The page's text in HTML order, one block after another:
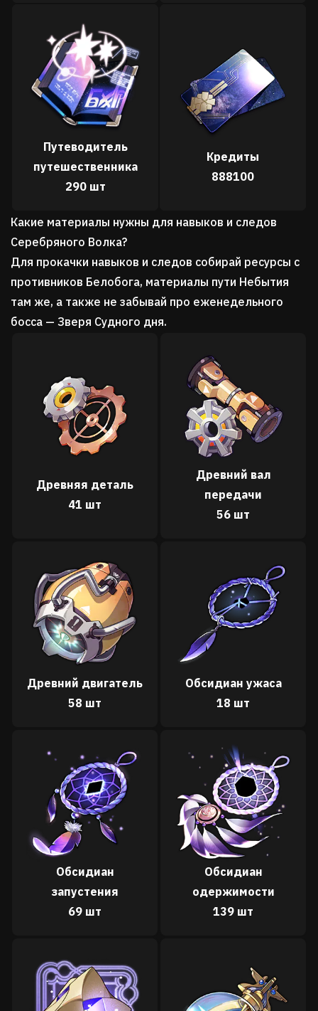
Путеводитель
путешественника
290 шт
Кредиты
888100
Какие материалы нужны для навыков и следов
Серебряного Волка?
Для прокачки навыков и следов собирай ресурсы с
противников Белобога, материалы пути Небытия
там же, а также не забывай про еженедельного
босса — Зверя Судного дня.
Древняя деталь
41 шт
Древний вал
передачи
56 шт
Древний двигатель
58 шт
Обсидиан ужаса
18 шт
Обсидиан
запустения
69 шт
Обсидиан
одержимости
139 шт